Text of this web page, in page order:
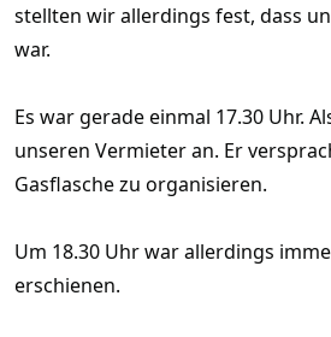
stellten wir allerdings fest, dass
war.
Es war gerade einmal 17.30 Uhr.
unseren Vermieter an. Er
Gasflasche zu organisieren.
Um 18.30 Uhr war allerdings
erschienen.